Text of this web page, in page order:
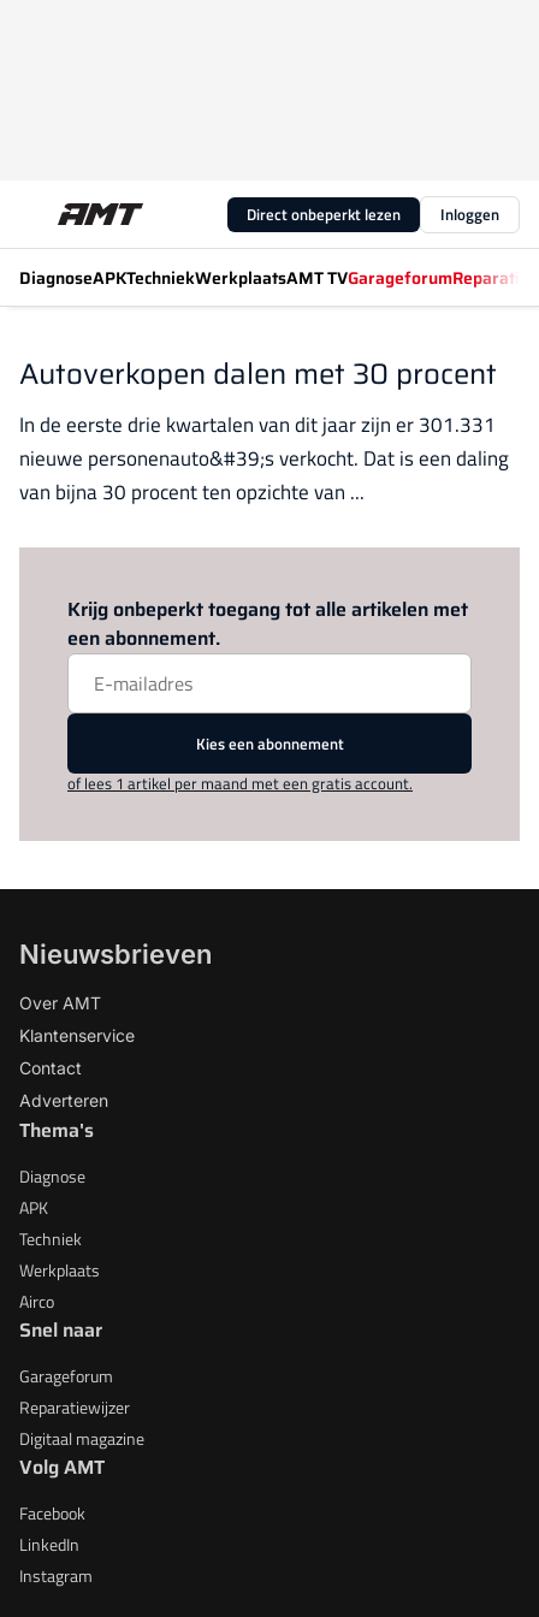
Direct onbeperkt lezen Inloggen
DiagnoseAPKTechniekWerkplaatsAMT TVGarageforum
Autoverkopen dalen met 30 procent
In de eerste drie kwartalen van dit jaar zijn er 301.331
nieuwe personenauto&#39;s verkocht. Dat is een daling
van bijna 30 procent ten opzichte van ...
Krijg onbeperkt toegang tot alle artikelen met
een abonnement.
Kies een abonnement
of lees 1 artikel per maand met een gratis account.
Nieuwsbrieven
Over AMT
Klantenservice
Contact
Adverteren
Thema's
Diagnose
APK
Techniek
Werkplaats
Airco
Snel naar
Garageforum
Reparatiewijzer
Digitaal magazine
Volg AMT
Facebook
LinkedIn
Instagram